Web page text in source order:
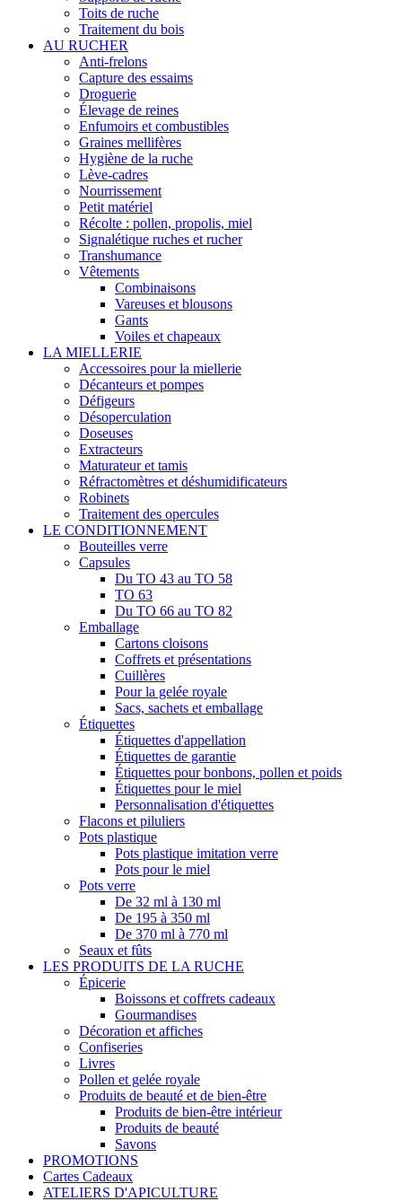
Toits de ruche
Traitement du bois
AU RUCHER
Anti-frelons
Capture des essaims
Droguerie
Élevage de reines
Enfumoirs et combustibles
Graines mellifères
Hygiène de la ruche
Lève-cadres
Nourrissement
Petit matériel
Récolte : pollen, propolis, miel
Signalétique ruches et rucher
Transhumance
Vêtements
Combinaisons
Vareuses et blousons
Gants
Voiles et chapeaux
LA MIELLERIE
Accessoires pour la miellerie
Décanteurs et pompes
Défigeurs
Désoperculation
Doseuses
Extracteurs
Maturateur et tamis
Réfractomètres et déshumidificateurs
Robinets
Traitement des opercules
LE CONDITIONNEMENT
Bouteilles verre
Capsules
Du TO 43 au TO 58
TO 63
Du TO 66 au TO 82
Emballage
Cartons cloisons
Coffrets et présentations
Cuillères
Pour la gelée royale
Sacs, sachets et emballage
Étiquettes
Étiquettes d'appellation
Étiquettes de garantie
Étiquettes pour bonbons, pollen et poids
Étiquettes pour le miel
Personnalisation d'étiquettes
Flacons et piluliers
Pots plastique
Pots plastique imitation verre
Pots pour le miel
Pots verre
De 32 ml à 130 ml
De 195 à 350 ml
De 370 ml à 770 ml
Seaux et fûts
LES PRODUITS DE LA RUCHE
Épicerie
Boissons et coffrets cadeaux
Gourmandises
Décoration et affiches
Confiseries
Livres
Pollen et gelée royale
Produits de beauté et de bien-être
Produits de bien-être intérieur
Produits de beauté
Savons
PROMOTIONS
Cartes Cadeaux
ATELIERS D'APICULTURE